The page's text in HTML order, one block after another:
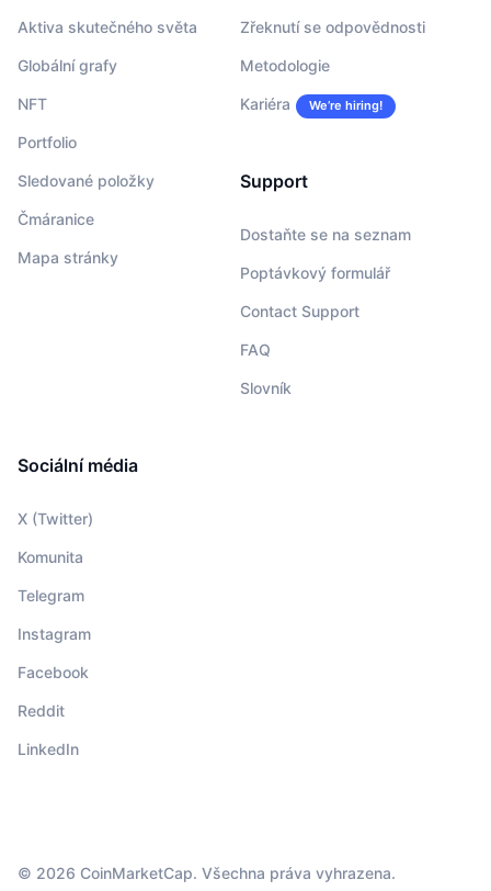
Aktiva skutečného světa
Globální grafy
NFT
Portfolio
Sledované položky
Čmáranice
Mapa stránky
Zřeknutí se odpovědnosti
Metodologie
Kariéra We’re hiring!
Support
Dostaňte se na seznam
Poptávkový formulář
Contact Support
FAQ
Slovník
Sociální média
X (Twitter)
Komunita
Telegram
Instagram
Facebook
Reddit
LinkedIn
© 2026 CoinMarketCap. Všechna práva vyhrazena.